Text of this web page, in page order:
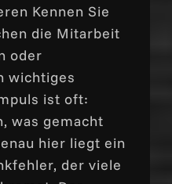
Kennen Sie
die Mitarbeit
oder
wichtiges
ist oft:
was gemacht
hier liegt ein
der viele